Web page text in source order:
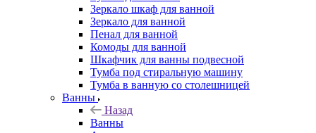
Зеркало шкаф для ванной
Зеркало для ванной
Пенал для ванной
Комоды для ванной
Шкафчик для ванны подвесной
Тумба под стиральную машину
Тумба в ванную со столешницей
Ванны
Назад
Ванны